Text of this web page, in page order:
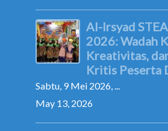
Al-Irsyad
2026: Wadah
Kreativitas,
Kritis Peserta
Sabtu, 9 Mei 2026, ...
May 13, 2026